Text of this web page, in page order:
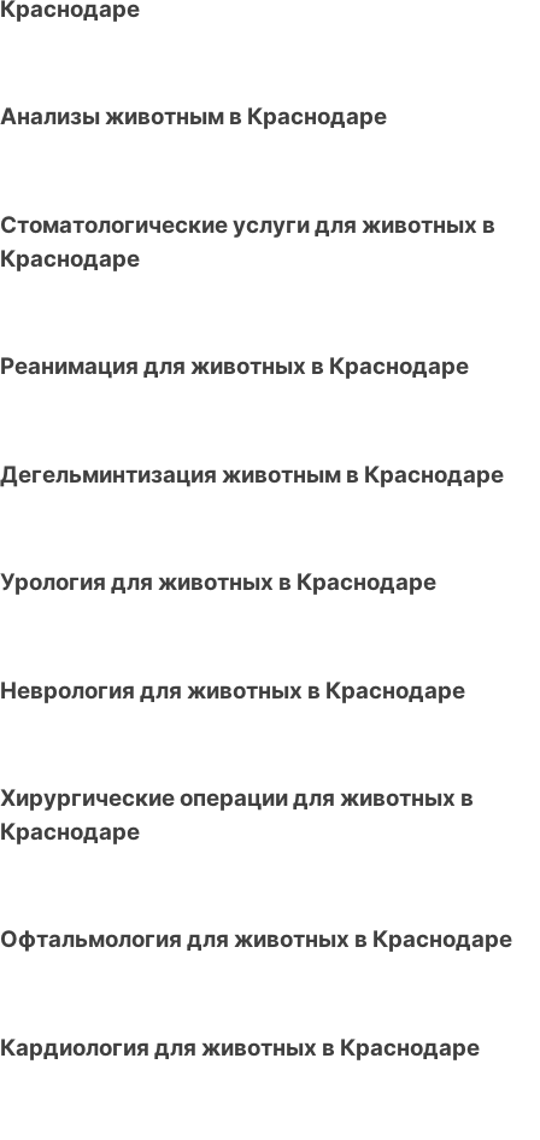
Краснодаре
Анализы животным в Краснодаре
Стоматологические услуги для животных в
Краснодаре
Реанимация для животных в Краснодаре
Дегельминтизация животным в Краснодаре
Урология для животных в Краснодаре
Неврология для животных в Краснодаре
Хирургические операции для животных в
Краснодаре
Офтальмология для животных в Краснодаре
Кардиология для животных в Краснодаре